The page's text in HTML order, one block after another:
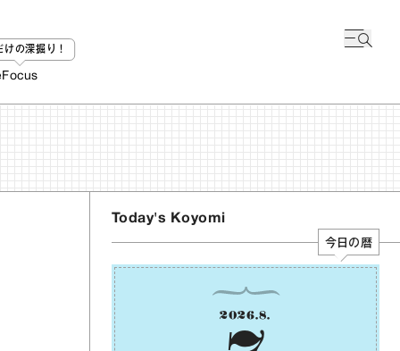
けの深掘り！
Focus
Today's Koyomi
今日の暦
2026.8.